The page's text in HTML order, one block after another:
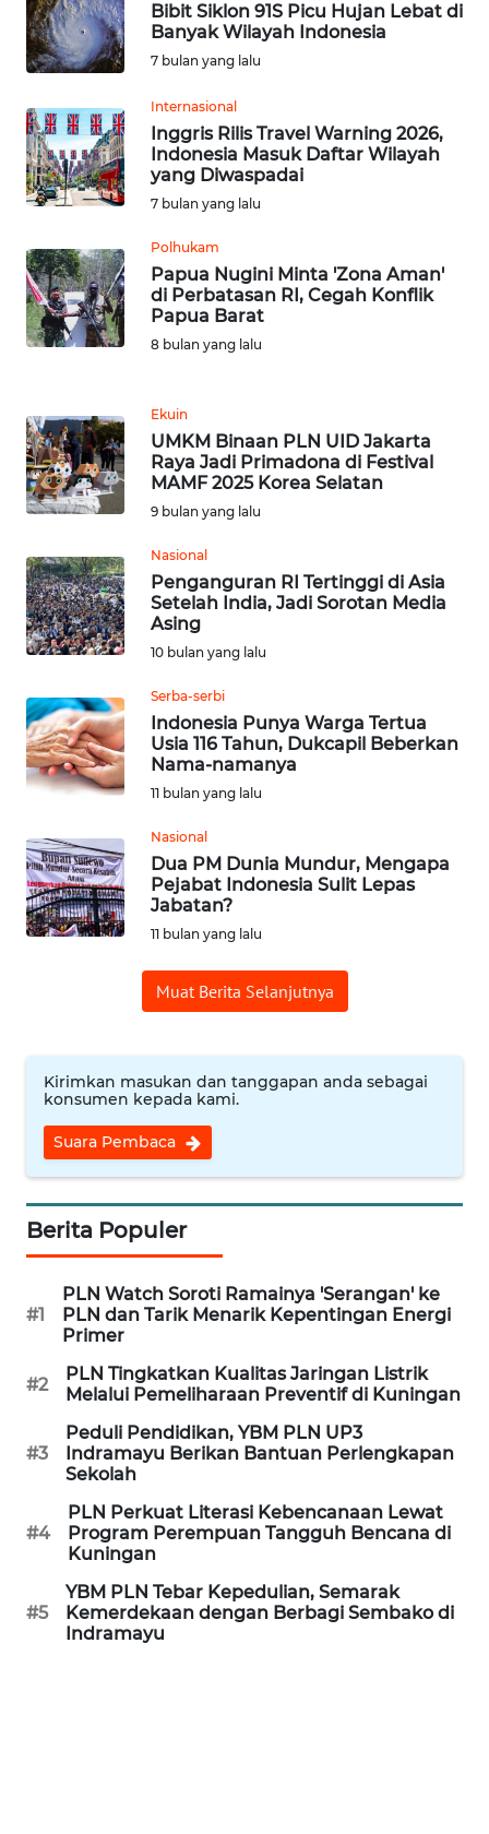
Bibit Siklon 91S Picu Hujan Lebat di
Banyak Wilayah Indonesia
7 bulan yang lalu
Internasional
Inggris Rilis Travel Warning 2026,
Indonesia Masuk Daftar Wilayah
yang Diwaspadai
7 bulan yang lalu
Polhukam
Papua Nugini Minta 'Zona Aman'
di Perbatasan RI, Cegah Konflik
Papua Barat
8 bulan yang lalu
Ekuin
UMKM Binaan PLN UID Jakarta
Raya Jadi Primadona di Festival
MAMF 2025 Korea Selatan
9 bulan yang lalu
Nasional
Penganguran RI Tertinggi di Asia
Setelah India, Jadi Sorotan Media
Asing
10 bulan yang lalu
Serba-serbi
Indonesia Punya Warga Tertua
Usia 116 Tahun, Dukcapil Beberkan
Nama-namanya
11 bulan yang lalu
Nasional
Dua PM Dunia Mundur, Mengapa
Pejabat Indonesia Sulit Lepas
Jabatan?
11 bulan yang lalu
Muat Berita Selanjutnya
Kirimkan masukan dan tanggapan anda sebagai
konsumen kepada kami.
Suara Pembaca
Berita Populer
#1
PLN Watch Soroti Ramainya 'Serangan' ke
PLN dan Tarik Menarik Kepentingan Energi
Primer
#2
PLN Tingkatkan Kualitas Jaringan Listrik
Melalui Pemeliharaan Preventif di Kuningan
#3
Peduli Pendidikan, YBM PLN UP3
Indramayu Berikan Bantuan Perlengkapan
Sekolah
#4
PLN Perkuat Literasi Kebencanaan Lewat
Program Perempuan Tangguh Bencana di
Kuningan
#5
YBM PLN Tebar Kepedulian, Semarak
Kemerdekaan dengan Berbagi Sembako di
Indramayu
WN
DEPOK
WN
TAPANULI
UTARA
SAMOSIR
WN
PADANG
WN
SUMEDANG
WN
CIANJUR
WN
KEPULAUAN
SERIBU
TANGERANG
WN
BINJAI
WN
CIREBON
WN
INDRAMAYU
WN
MAJALENGKA
WN
SUBANG
WN
WN
PURWAKARTA
WN
PRIANGAN
TIMUR
WN
SEMARANG
WN
SOLO